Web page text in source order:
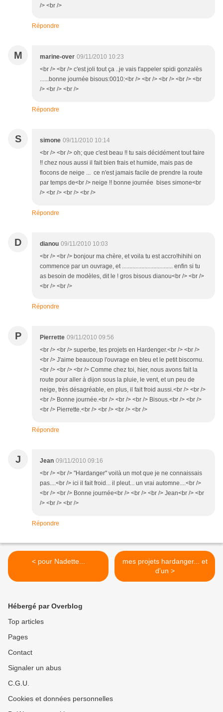
/> <br />
Répondre
M marine-over 09/11/2010 10:23
<br /> <br /> c'est joli tout ça ..je vais t'appeler spidi gonzalès
......bonne journée bisous:0010:<br /> <br /> <br /> <br /> <br
/> <br /> <br />
Répondre
S simone 09/11/2010 10:14
<br /> <br /> oh; que c'est beau !! tu sais décidément tout faire
!! chez nous aussi il fait bien frais et humide, mais pas de
flocons de neige ... ce n'est jamais facile de prendre la route
par temps de<br /> neige !! bonne journée bises simone<br
/> <br /> <br /> <br />
Répondre
D dianou 09/11/2010 10:03
<br /> <br /> bonjour ma chère, et voila tu est accro!hihihi on
commence par un ouvrage, et .................................. enfin si tu
as besoin de modèles, dit le ! gros bisous dianou<br /> <br />
<br /> <br />
Répondre
P Pierrette 09/11/2010 09:56
<br /> <br /> superbe, tes projets en Hardenger.<br /> <br />
<br /> J'aime beaucoup l'ouvrage en bleu et le petit biscornu.
<br /> <br /> <br /> Comme chez toi, hier, nous avons fait la
route pour aller à dijon sous la pluie, le vent, et un peu de
neige, très désagréable, en plus, il fait froid aussi.<br /> <br />
<br /> Bonne journée.<br /> <br /> <br /> Bisous.<br /> <br />
<br /> Pierrette.<br /> <br /> <br /> <br />
Répondre
J Jean 09/11/2010 09:16
<br /> <br /> "Hardanger" voilà un mot que je ne connaissais
pas....<br /> ici il fait froid... il pleut... un vrai automne....<br />
<br /> <br /> Bonne journée<br /> <br /> <br /> Jean<br /> <br
/> <br /> <br />
Répondre
< pour Nadette...
mes projets hardanger... et
d'un >
Hébergé par Overblog
Top articles
Pages
Contact
Signaler un abus
C.G.U.
Cookies et données personnelles